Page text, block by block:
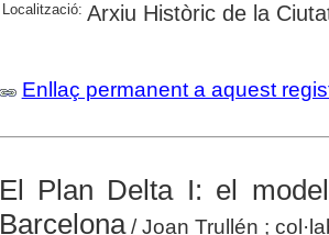
Localització: Arxiu Històric de la
Enllaç permanent a aquest
El Plan Delta I: el
Barcelona/ Joan Trullén ;